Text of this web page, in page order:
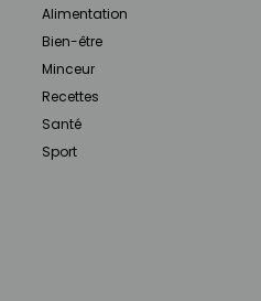
Alimentation
Bien-être
Minceur
Recettes
Santé
Sport